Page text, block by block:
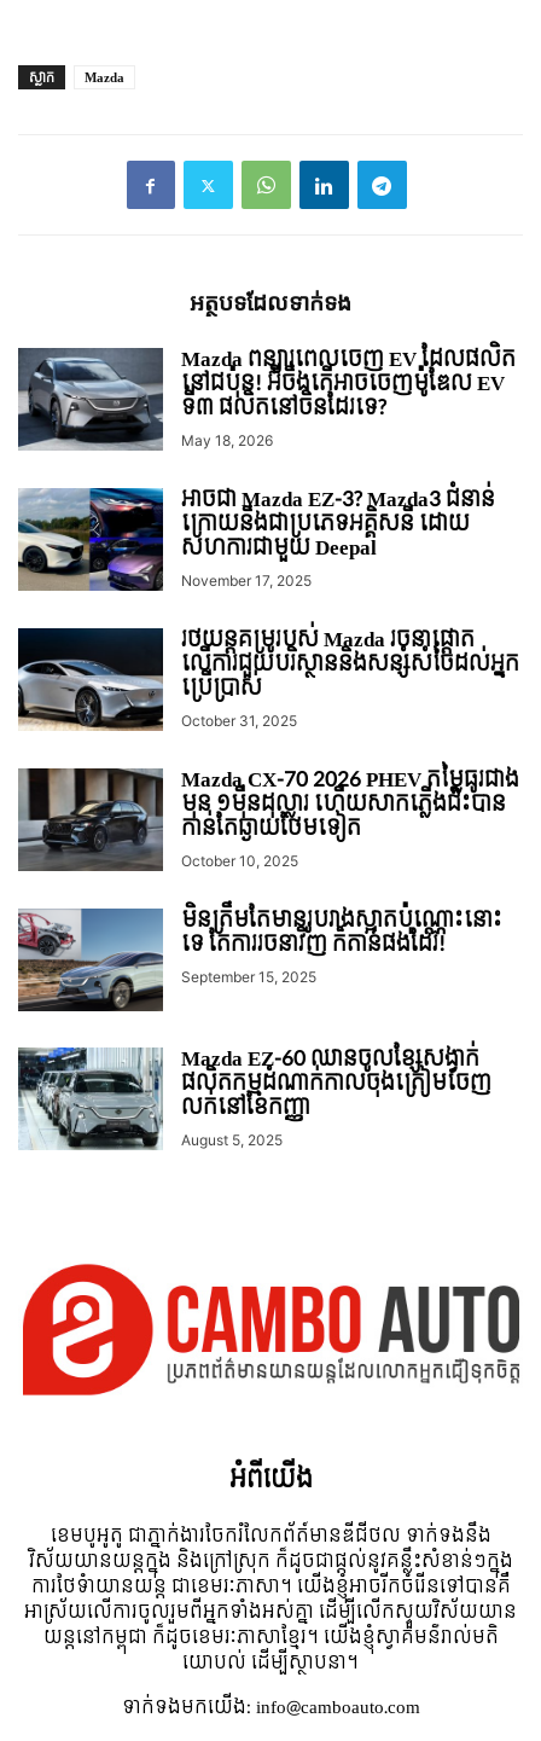
ស្លាក Mazda
អត្ថបទ​ដែល​ទាក់ទង
Mazda ពន្យារពេលចេញ EV ដែលផលិត
នៅជប៉ុន! អ៊ីចឹងតើអាចចេញម៉ូឌែល EV
ទី៣ ផលិតនៅចិនដែរទេ?
May 18, 2026
អាចជា Mazda EZ-3? Mazda3 ជំនាន់
ក្រោយនឹងជាប្រភេទអគ្គិសនី ដោយ
សហការជាមួយ Deepal
November 17, 2025
រថយន្ដគម្រូរបស់ Mazda រចនាផ្ដោត
លើការជួយបរិស្ថាននិងសន្សំសំចៃដល់អ្នក
ប្រើប្រាស់
October 31, 2025
Mazda CX-70 2026 PHEV តម្លៃធូរជាង
មុន ១ម៉ឺនដុល្លារ ហើយសាកភ្លើងជិះបាន
កាន់តែឆ្ងាយថែមទៀត
October 10, 2025
មិនត្រឹមតែមានរូបរាងស្អាតប៉ុណ្ណោះនោះ
ទេ តែការរចនាវិញ ក៏តាន់ផងដែរ!
September 15, 2025
Mazda EZ-60 ឈានចូលខ្សែសង្វាក់
ផលិតកម្មដំណាក់កាលចុងត្រៀមចេញ
លក់នៅខែកញ្ញា
August 5, 2025
អំពី​យើង
ខេមបូអូតូ ជាភ្នាក់ងារចែករំលែកព័ត៍មានឌីជីថល ទាក់ទងនឹង
វិស័យយានយន្តក្នុង និងក្រៅស្រុក ក៏ដូចជាផ្តល់នូវគន្លឹះសំខាន់ៗក្នុង
ការថែទំាយានយន្ត ជាខេមរៈភាសា។ យើងខ្ញុំអាចរីកចំរើនទៅបានគឺ
អាស្រ័យលើការចូលរួមពីអ្នកទាំងអស់គ្នា ដើម្បីលើកស្ទួយវិស័យយាន
យន្តនៅកម្ពុជា ក៏ដូចខេមរៈភាសាខ្មែរ។ យើងខ្ញុំស្វាគមន៌រាល់មតិ
យោបល់ ដើម្បីស្ថាបនា។
ទាក់ទង​មក​យើង:info@camboauto.com